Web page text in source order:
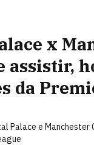
x
assistir,
da
Palace e Manchester